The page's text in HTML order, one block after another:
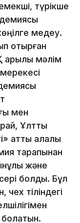
түрікше
медеу.
отырған
арқылы мәлім
мен
Ұлттық
атты алқалы
тарапынан
және
болды. Бұл
чех тіліндегі
болатын.